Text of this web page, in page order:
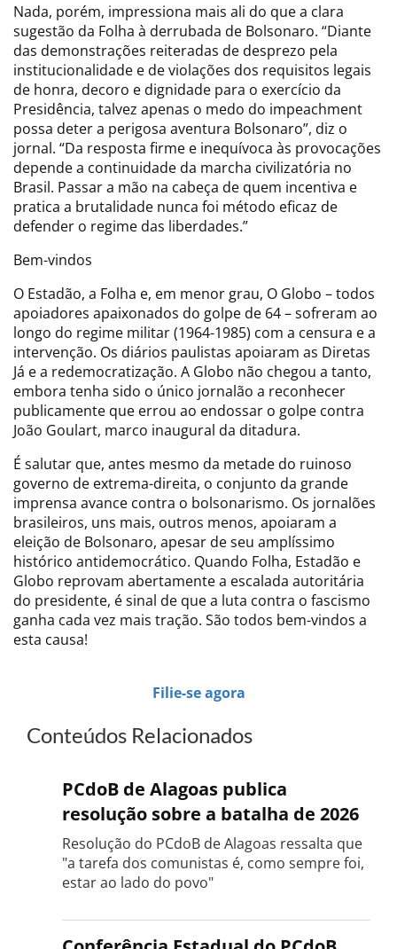
Nada, porém, impressiona mais ali do que a clara
sugestão da Folha à derrubada de Bolsonaro. “Diante
das demonstrações reiteradas de desprezo pela
institucionalidade e de violações dos requisitos legais
de honra, decoro e dignidade para o exercício da
Presidência, talvez apenas o medo do impeachment
possa deter a perigosa aventura Bolsonaro”, diz o
jornal. “Da resposta firme e inequívoca às provocações
depende a continuidade da marcha civilizatória no
Brasil. Passar a mão na cabeça de quem incentiva e
pratica a brutalidade nunca foi método eficaz de
defender o regime das liberdades.”
Bem-vindos
O Estadão, a Folha e, em menor grau, O Globo – todos
apoiadores apaixonados do golpe de 64 – sofreram ao
longo do regime militar (1964-1985) com a censura e a
intervenção. Os diários paulistas apoiaram as Diretas
Já e a redemocratização. A Globo não chegou a tanto,
embora tenha sido o único jornalão a reconhecer
publicamente que errou ao endossar o golpe contra
João Goulart, marco inaugural da ditadura.
É salutar que, antes mesmo da metade do ruinoso
governo de extrema-direita, o conjunto da grande
imprensa avance contra o bolsonarismo. Os jornalões
brasileiros, uns mais, outros menos, apoiaram a
eleição de Bolsonaro, apesar de seu amplíssimo
histórico antidemocrático. Quando Folha, Estadão e
Globo reprovam abertamente a escalada autoritária
do presidente, é sinal de que a luta contra o fascismo
ganha cada vez mais tração. São todos bem-vindos a
esta causa!
Filie-se agora
Conteúdos Relacionados
PCdoB de Alagoas publica
resolução sobre a batalha de 2026
Resolução do PCdoB de Alagoas ressalta que
"a tarefa dos comunistas é, como sempre foi,
estar ao lado do povo"